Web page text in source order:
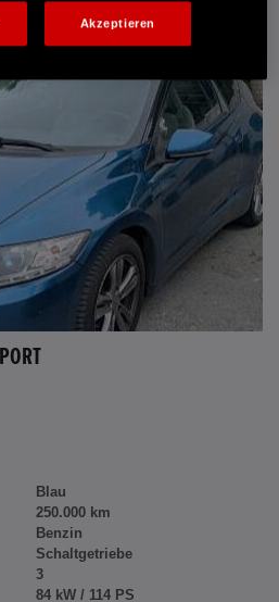
Blau
250.000 km
Benzin
Schaltgetriebe
3
84 kW / 114 PS
Akzeptieren